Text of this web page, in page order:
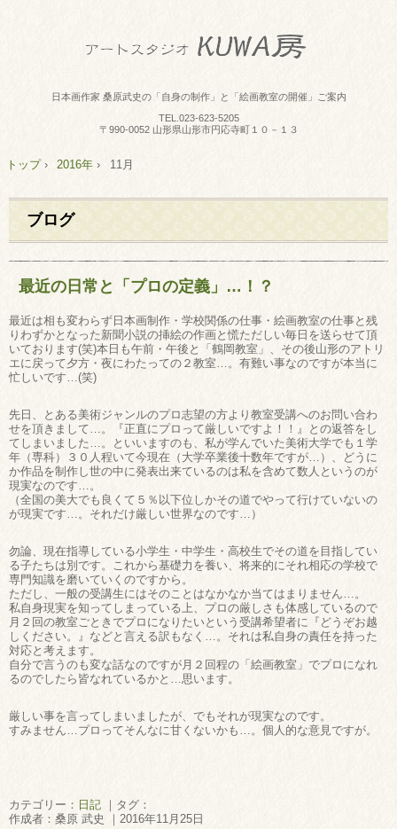
日本画作家 桑原武史の「自身の制作」と「絵画教室の開催」ご案内
TEL. 023-623-5205
〒990-0052 山形県山形市円応寺町１０－１３
トップ› 2016年 › 11月
ブログ
最近の日常と「プロの定義」…！？
最近は相も変わらず日本画制作・学校関係の仕事・絵画教室の仕事と残
りわずかとなった新聞小説の挿絵の作画と慌ただしい毎日を送らせて頂
いております(笑)本日も午前・午後と「鶴岡教室」、その後山形のアトリ
エに戻って夕方・夜にわたっての２教室…。有難い事なのですが本当に
忙しいです…(笑)
先日、とある美術ジャンルのプロ志望の方より教室受講へのお問い合わ
せを頂きまして…。『正直にプロって厳しいですよ！！』との返答をし
てしまいました…。といいますのも、私が学んでいた美術大学でも１学
年（専科）３０人程いて今現在（大学卒業後十数年ですが…）、どうに
か作品を制作し世の中に発表出来ているのは私を含めて数人というのが
現実なのです…。
（全国の美大でも良くて５％以下位しかその道でやって行けていないの
が現実です…。それだけ厳しい世界なのです…）
勿論、現在指導している小学生・中学生・高校生でその道を目指してい
る子たちは別です。これから基礎力を養い、将来的にそれ相応の学校で
専門知識を磨いていくのですから。
ただし、一般の受講生にはそのことはなかなか当てはまりません…。
私自身現実を知ってしまっている上、プロの厳しさも体感しているので
月２回の教室ごときでプロになりたいという受講希望者に『どうぞお越
しください。』などと言える訳もなく…。それは私自身の責任を持った
対応と考えます。
自分で言うのも変な話なのですが月２回程の「絵画教室」でプロになれ
るのでしたら皆なれているかと…思います。
厳しい事を言ってしまいましたが、でもそれが現実なのです。
すみません…プロってそんなに甘くないかも…。個人的な意見ですが。
カテゴリー： 日記 ｜タグ：
作成者：桑原 武史 ｜2016年11月25日